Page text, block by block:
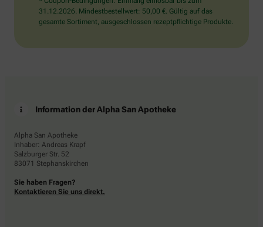
31.12.2026. Mindestbestellwert: 50,00 €. Gültig auf das
gesamte Sortiment, ausgeschlossen rezeptpflichtige Produkte.
Information der Alpha San Apotheke
Alpha San Apotheke
Inhaber: Andreas Krapf
Salzburger Str. 52
83071 Stephanskirchen
Sie haben Fragen?
Kontaktieren Sie uns direkt.